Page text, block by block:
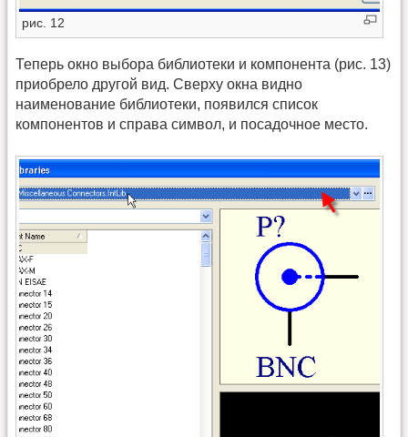
рис. 12
Теперь окно выбора библиотеки и компонента (рис. 13)
приобрело другой вид. Сверху окна видно
наименование библиотеки, появился список
компонентов и справа символ, и посадочное место.